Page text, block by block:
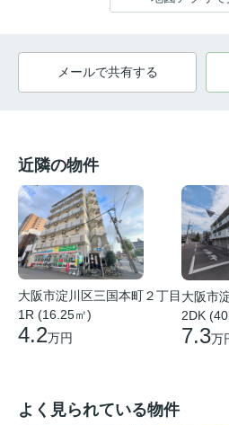
メールで共有する
近隣の物件
大阪市淀川区三国本町２丁目
1R (16.25㎡)
4.2万円
大阪市
2DK
7.3万
よく見られている物件